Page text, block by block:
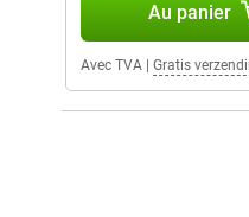
Au panier
Avec TVA Gratis